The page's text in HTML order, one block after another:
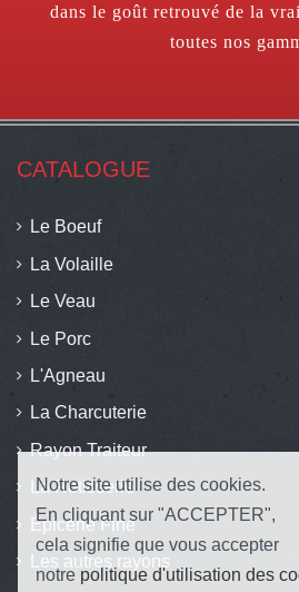
dans le goût retrouvé de la
toutes nos
CATALOGUE
Le Boeuf
La Volaille
Le Veau
Le Porc
L'Agneau
La Charcuterie
Rayon Traiteur
La Rotisserie
Épicerie Fine
Les autres rayons
Notre site utilise des cookies.
En cliquant sur "ACCEPTER",
cela signifie que vous accepter
notre politique d'utilisation des